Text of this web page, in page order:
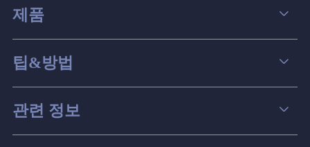
제품
데이터 복구
파티션 관리
스크린 레코더
팁&방법
컴퓨터 데이터 복구 팁
맥 데이터 복구 팁
관련 정보